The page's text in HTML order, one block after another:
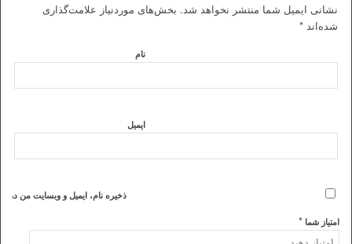
نشانی ایمیل شما منتشر نخواهد شد. بخش‌های موردنیاز علامت‌گذاری
شده‌اند *
نام
ایمیل
ذخیره نام، ایمیل و وبسایت من در
امتیاز شما *